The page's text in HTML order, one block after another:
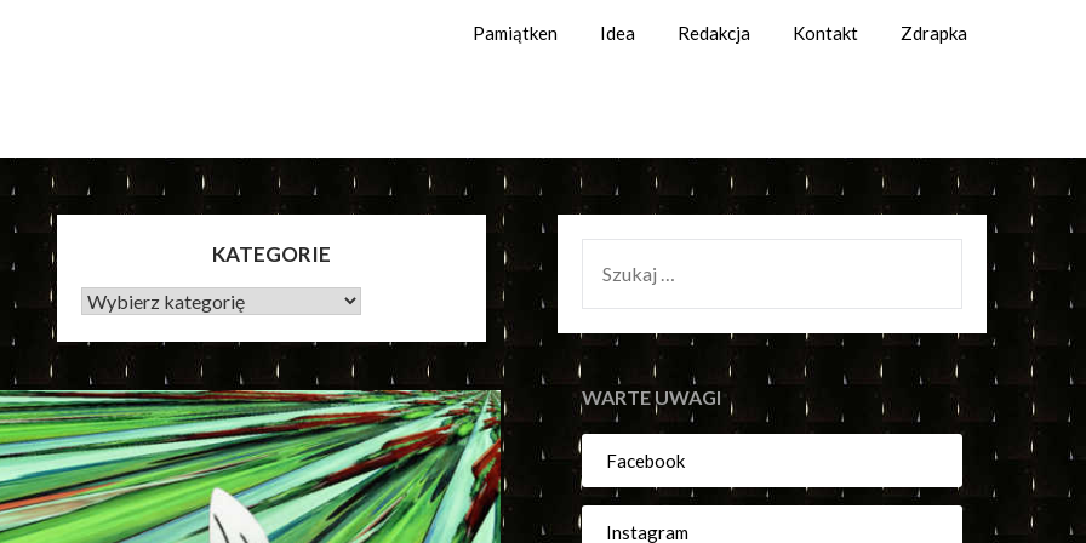
Pamiątken Idea Redakcja Kontakt Zdrapka
KATEGORIE
KATEGORIE
WARTE UWAGI
Facebook
Instagram